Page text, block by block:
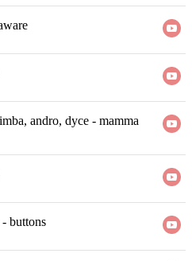
andro, dyce - mamma
- buttons